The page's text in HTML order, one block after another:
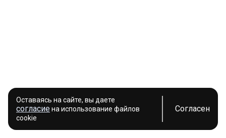
Оставаясь на сайте, вы даете
согласиена использование файлов
cookie
Согласен